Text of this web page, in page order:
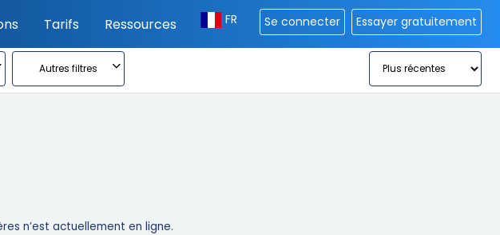
Tarifs Ressources FR Se connecter Essayer gratuitement
Autres filtres
n’est actuellement en ligne.